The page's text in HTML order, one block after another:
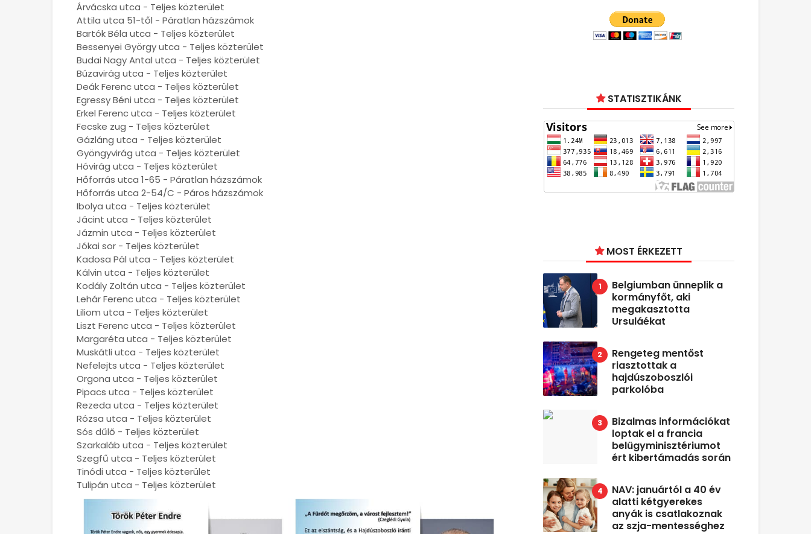
Árvácska utca - Teljes közterület
Attila utca 51-től - Páratlan házszámok
Bartók Béla utca - Teljes közterület
Bessenyei György utca - Teljes közterület
Budai Nagy Antal utca - Teljes közterület
Búzavirág utca - Teljes közterület
Deák Ferenc utca - Teljes közterület
Egressy Béni utca - Teljes közterület
Erkel Ferenc utca - Teljes közterület
Fecske zug - Teljes közterület
Gázláng utca - Teljes közterület
Gyöngyvirág utca - Teljes közterület
Hóvirág utca - Teljes közterület
Hőforrás utca 1-65 - Páratlan házszámok
Hőforrás utca 2-54/C - Páros házszámok
Ibolya utca - Teljes közterület
Jácint utca - Teljes közterület
Jázmin utca - Teljes közterület
Jókai sor - Teljes közterület
Kadosa Pál utca - Teljes közterület
Kálvin utca - Teljes közterület
Kodály Zoltán utca - Teljes közterület
Lehár Ferenc utca - Teljes közterület
Liliom utca - Teljes közterület
Liszt Ferenc utca - Teljes közterület
Margaréta utca - Teljes közterület
Muskátli utca - Teljes közterület
Nefelejts utca - Teljes közterület
Orgona utca - Teljes közterület
Pipacs utca - Teljes közterület
Rezeda utca - Teljes közterület
Rózsa utca - Teljes közterület
Sós dűlő - Teljes közterület
Szarkaláb utca - Teljes közterület
Szegfű utca - Teljes közterület
Tinódi utca - Teljes közterület
Tulipán utca - Teljes közterület
STATISZTIKÁNK
MOST ÉRKEZETT
Belgiumban ünneplik a
kormányfőt, aki
megakasztotta
Ursuláékat
Rengeteg mentőst
riasztottak a
hajdúszoboszlói
parkolóba
Bizalmas információkat
loptak el a francia
belügyminisztériumot
ért kibertámadás során
NAV: januártól a 40 év
alatti kétgyerekes
anyák is csatlakoznak
az szja-mentességhez